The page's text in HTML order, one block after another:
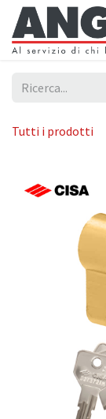
Passa al contenuto
Tutti i prodotti